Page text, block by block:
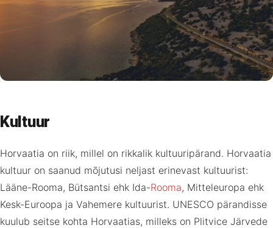
Kultuur
Horvaatia on riik, millel on rikkalik kultuuripärand. Horvaatia
kultuur on saanud mõjutusi neljast erinevast kultuurist:
Lääne-Rooma, Bütsantsi ehk Ida-Rooma, Mitteleuropa ehk
Kesk-Euroopa ja Vahemere kultuurist. UNESCO pärandisse
kuulub seitse kohta Horvaatias, milleks on Plitvice Järvede